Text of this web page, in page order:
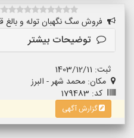
فروش سگ نگهبان توله و
توضیحات بیشتر
ثبت: 1403/12/11
مکان: محمد شهر - البرز
کد: 179483
گزارش آگهی